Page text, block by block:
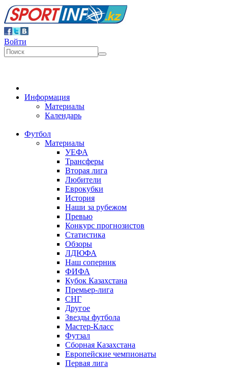
Войти
Информация
Материалы
Календарь
Футбол
Материалы
УЕФА
Трансферы
Вторая лига
Любители
Еврокубки
История
Наши за рубежом
Превью
Конкурс прогнозистов
Статистика
Обзоры
ЛДЮФА
Наш соперник
ФИФА
Кубок Казахстана
Премьер-лига
СНГ
Другое
Звезды футбола
Мастер-Класс
Футзал
Сборная Казахстана
Европейские чемпионаты
Первая лига